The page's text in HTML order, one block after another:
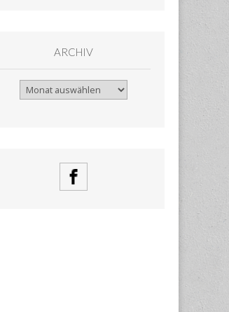
ARCHIV
Archiv